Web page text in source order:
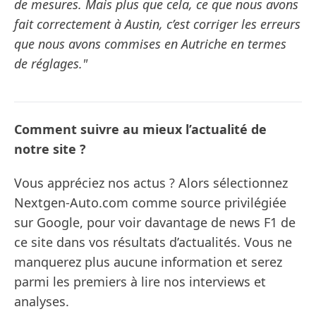
de mesures. Mais plus que cela, ce que nous avons
fait correctement à Austin, c’est corriger les erreurs
que nous avons commises en Autriche en termes
de réglages."
Comment suivre au mieux l’actualité de
notre site ?
Vous appréciez nos actus ? Alors sélectionnez
Nextgen-Auto.com comme source privilégiée
sur Google, pour voir davantage de news F1 de
ce site dans vos résultats d’actualités. Vous ne
manquerez plus aucune information et serez
parmi les premiers à lire nos interviews et
analyses.